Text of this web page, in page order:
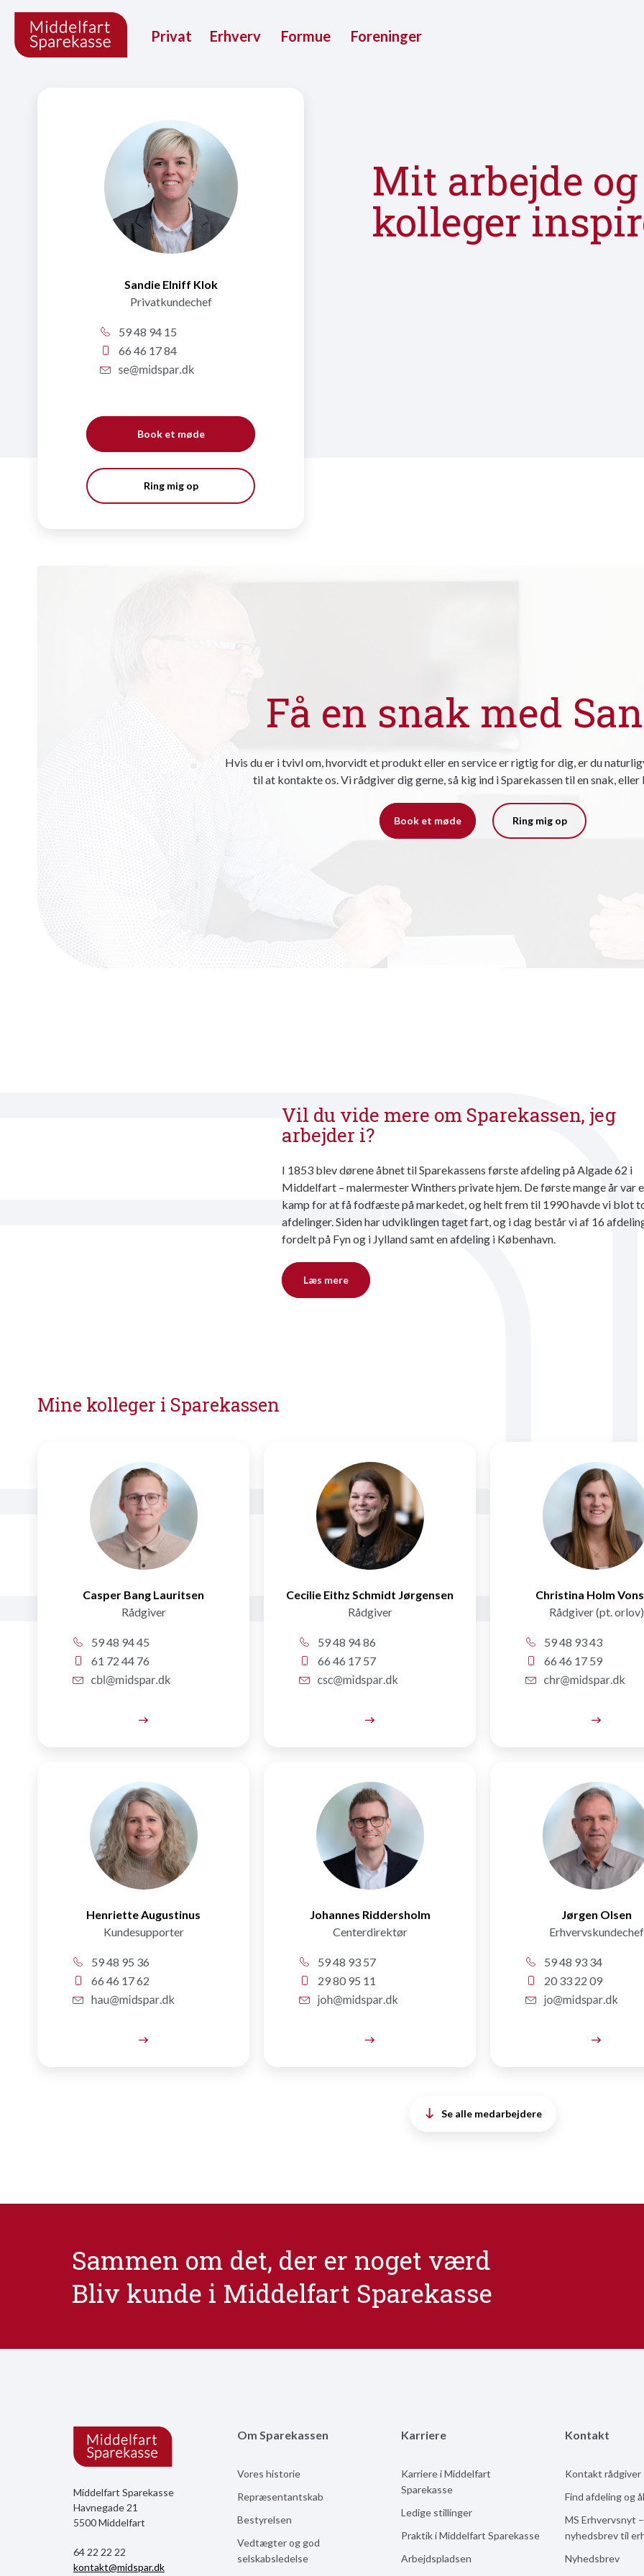
Privat Erhverv Formue Foreninger
Sandie Elniff Klok
Privatkundechef
59 48 94 15
66 46 17 84
Book et møde
Ring mig op
Mit arbejde
kolleger
Få en snak med
Hvis du er i tvivl om, hvorvidt et produkt eller en service er rigtig for dig, er du
til at kontakte os. Vi rådgiver dig gerne, så kig ind i Sparekassen til en snak,
Book et møde Ring mig op
Vil du vide mere om Sparekassen, jeg
arbejder i?
I 1853 blev dørene åbnet til Sparekassens første afdeling på Algade 62 i
Middelfart – malermester Winthers private hjem. De første mange år var
kamp for at få fodfæste på markedet, og helt frem til 1990 havde vi blot
afdelinger. Siden har udviklingen taget fart, og i dag består vi af 16
fordelt på Fyn og i Jylland samt en afdeling i København.
Læs mere
Mine kolleger i Sparekassen
Casper Bang Lauritsen
Rådgiver
59 48 94 45
61 72 44 76
Cecilie Eithz Schmidt Jørgensen
Rådgiver
59 48 94 86
66 46 17 57
Christina Holm
Rådgiver (pt. orlov)
59 48 93 43
66 46 17 59
Henriette Augustinus
Kundesupporter
59 48 95 36
66 46 17 62
Johannes Riddersholm
Centerdirektør
59 48 93 57
29 80 95 11
Jørgen Olsen
Erhvervskundechef
59 48 93 34
20 33 22 09
Se alle medarbejdere
Sammen om det, der er noget værd
Bliv kunde i Middelfart Sparekasse
Middelfart Sparekasse
Havnegade 21
5500 Middelfart
64 22 22 22
kontakt@midspar.dk
Om Sparekassen
Vores historie
Repræsentantskab
Bestyrelsen
Vedtægter og god
selskabsledelse
Karriere
Karriere i Middelfart
Sparekasse
Ledige stillinger
Praktik i Middelfart Sparekasse
Arbejdspladsen
Kontakt
Kontakt rådgiver
Find afdeling og
MS Erhvervsnyt
nyhedsbrev til
Nyhedsbrev